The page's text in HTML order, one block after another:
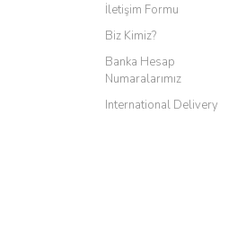
İletişim Formu
Biz Kimiz?
Banka Hesap
Numaralarımız
International Delivery